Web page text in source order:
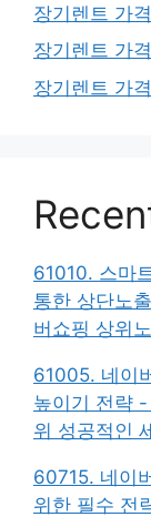
장기렌트 가
장기렌트 가
장기렌트 가
61010. 스마
통한 상단노
버쇼핑 상위
61005. 네이
높이기 전략
위 성공적인
60715. 네이
위한 필수 전